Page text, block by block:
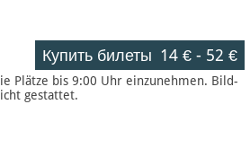
Купить билеты 14 €- 52 €
Plätze bis 9:00 Uhr einzunehmen. Bild-
gestattet.